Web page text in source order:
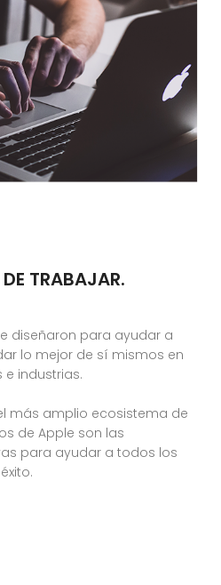
TRABAJAR.
diseñaron para ayudar a
lo mejor de sí mismos en
industrias.
más amplio ecosistema de
de Apple son las
para ayudar a todos los